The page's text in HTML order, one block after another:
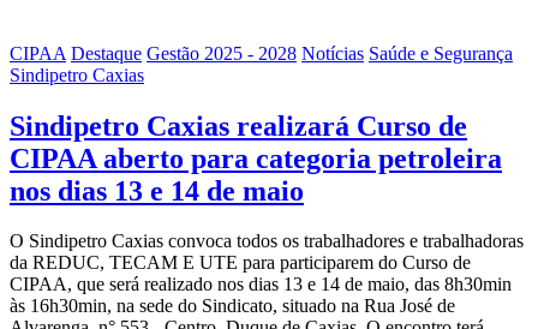
CIPAA Destaque Gestão 2025 - 2028 Notícias Saúde e Segurança
Sindipetro Caxias
Sindipetro Caxias realizará Curso de
CIPAA aberto para categoria petroleira
nos dias 13 e 14 de maio
O Sindipetro Caxias convoca todos os trabalhadores e trabalhadoras
da REDUC, TECAM E UTE para participarem do Curso de
CIPAA, que será realizado nos dias 13 e 14 de maio, das 8h30min
às 16h30min, na sede do Sindicato, situado na Rua José de